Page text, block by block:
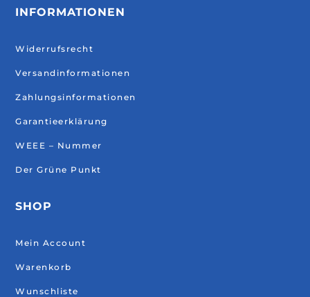
INFORMATIONEN
Widerrufsrecht
Versandinformationen
Zahlungsinformationen
Garantieerklärung
WEEE – Nummer
Der Grüne Punkt
SHOP
Mein Account
Warenkorb
Wunschliste